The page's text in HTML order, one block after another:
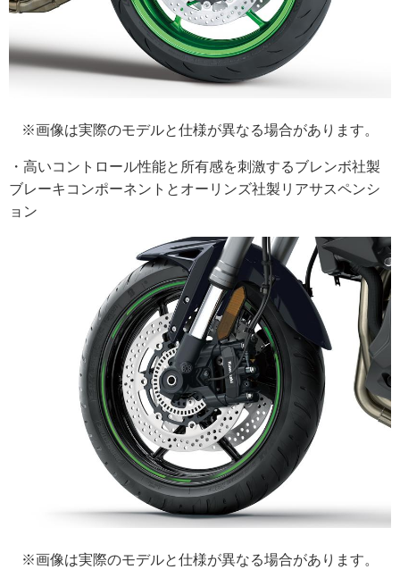
※画像は実際のモデルと仕様が異なる場合があります。
・高いコントロール性能と所有感を刺激するブレンボ社製
ブレーキコンポーネントとオーリンズ社製リアサスペンシ
ョン
※画像は実際のモデルと仕様が異なる場合があります。